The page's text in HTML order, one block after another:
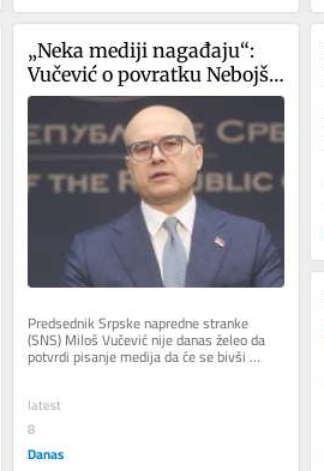
„Neka mediji nagađaju“:
Vučević o povratku Nebojše
Stefanovića i Tomislava
Nikolića
Predsednik Srpske napredne stranke
(SNS) Miloš Vučević nije danas želeo da
potvrdi pisanje medija da će se bivši
visoki funkcioneri te stranke...
latest
8
Danas